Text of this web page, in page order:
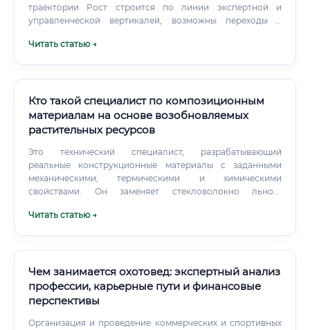
траектории Рост строится по линии экспертной и
управленческой вертикалей, возможны переходы в
корпоративный комплаенс). Востребованность сегодня и
биоразнообразию, ускоряется цифровизация учета
лесов.
Читать статью →
Кто такой специалист по композиционным
материалам на основе возобновляемых
растительных ресурсов
Это технический специалист, разрабатывающий
реальные конструкционные материалы с заданными
механическими, термическими и химическими
свойствами. Он заменяет стекловолокно льном,
крахмальными биополимерами.
Читать статью →
Чем занимается охотовед: экспертный анализ
профессии, карьерные пути и финансовые
перспективы
Организация и проведение коммерческих и спортивных